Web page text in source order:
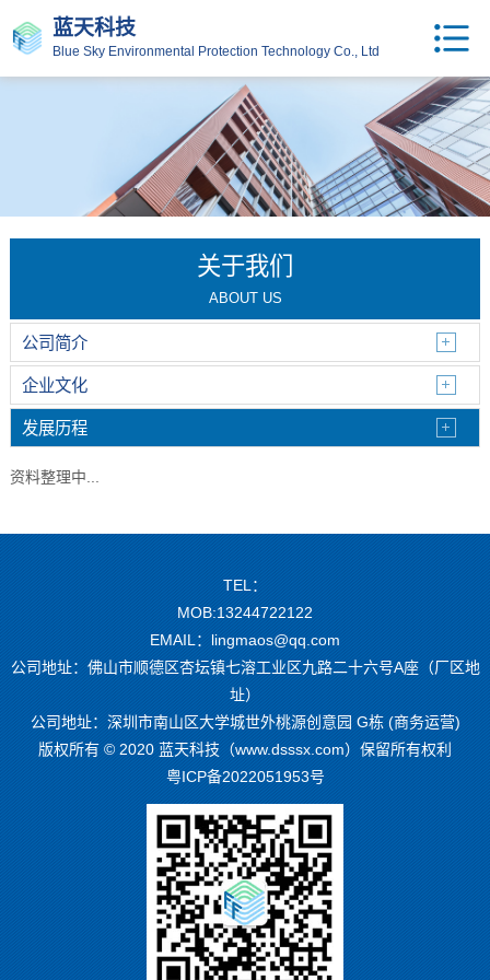
蓝天科技
Blue Sky Environmental Protection Technology Co., Ltd
关于我们
ABOUT US
公司简介
企业文化
发展历程
资料整理中...
TEL：
MOB:13244722122
EMAIL：lingmaos@qq.com
公司地址：佛山市顺德区杏坛镇七溶工业区九路二十六号A座（厂区地
址）
公司地址：深圳市南山区大学城世外桃源创意园 G栋 (商务运营)
版权所有 © 2020 蓝天科技（www.dsssx.com）保留所有权利
粤ICP备2022051953号